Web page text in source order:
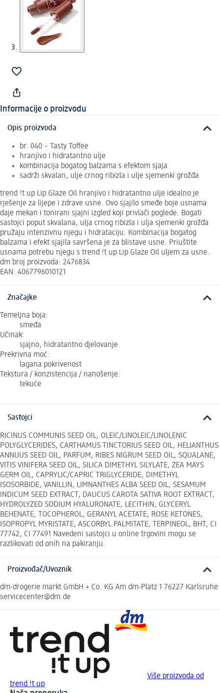
Informacije o proizvodu
Opis proizvoda
br. 040 – Tasty Toffee
hranjivo i hidratantno ulje
kombinacija bogatog balzama s efektom sjaja
sadrži skvalan, ulje crnog ribizla i ulje sjemenki grožđa
trend !t up Lip Glaze Oil hranjivo i hidratantno ulje idealno je
rješenje za lijepe i zdrave usne. Ovo sjajilo smeđe boje usnama
daje mekan i tonirani sjajni izgled koji privlači poglede. Bogati
sastojci poput skvalana, ulja crnog ribizla i ulja sjemenki grožđa
pružaju intenzivnu njegu i hidrataciju. Kombinacija bogatog
balzama i efekt sjajila savršena je za blistave usne. Priuštite
usnama potrebu njegu s trend !t up Lip Glaze Oil uljem za usne.
dm broj proizvoda: 2476834
EAN: 4067796010121
Značajke
Temeljna boja:
smeđa
Učinak:
sjajno, hidratantno djelovanje
Prekrivna moć:
lagana pokrivenost
Tekstura / konzistencija / nanošenje:
tekuće
Sastojci
RICINUS COMMUNIS SEED OIL, OLEIC/LINOLEIC/LINOLENIC
POLYGLYCERIDES, CARTHAMUS TINCTORIUS SEED OIL, HELIANTHUS
ANNUUS SEED OIL, PARFUM, RIBES NIGRUM SEED OIL, SQUALANE,
VITIS VINIFERA SEED OIL, SILICA DIMETHYL SILYLATE, ZEA MAYS
GERM OIL, CAPRYLIC/CAPRIC TRIGLYCERIDE, DIMETHYL
ISOSORBIDE, VANILLIN, LIMNANTHES ALBA SEED OIL, SESAMUM
INDICUM SEED EXTRACT, DAUCUS CAROTA SATIVA ROOT EXTRACT,
HYDROLYZED SODIUM HYALURONATE, LECITHIN, GLYCERYL
BEHENATE, TOCOPHEROL, GERANYL ACETATE, ROSE KETONES,
ISOPROPYL MYRISTATE, ASCORBYL PALMITATE, TERPINEOL, BHT, CI
77742, CI 77491 Navedeni sastojci u online trgovini mogu se
razlikovati od onih na pakiranju.
Proizvođač/Uvoznik
dm-drogerie markt GmbH + Co. KG Am dm-Platz 1 76227 Karlsruhe
servicecenter@dm.de
Više proizvoda od
trend !t up